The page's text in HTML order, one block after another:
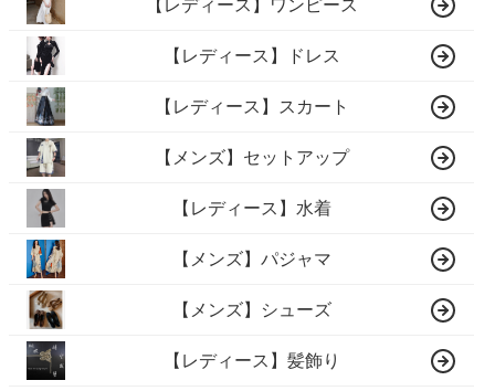
【レディース】ワンピース
【レディース】ドレス
【レディース】スカート
【メンズ】セットアップ
【レディース】水着
【メンズ】パジャマ
【メンズ】シューズ
【レディース】髪飾り